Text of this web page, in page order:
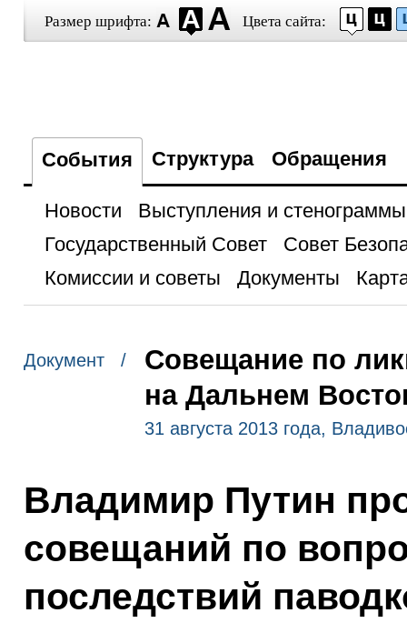
Размер шрифта: Цвета сайта:
События Структура Обращения
Новости
Выступления и стенограммы
Государственный Совет
Совет
Комиссии и советы
Документы
Документ /
Совещание по
на Дальнем
31 августа 2013 года,
Владимир Путин
совещаний по
последствий